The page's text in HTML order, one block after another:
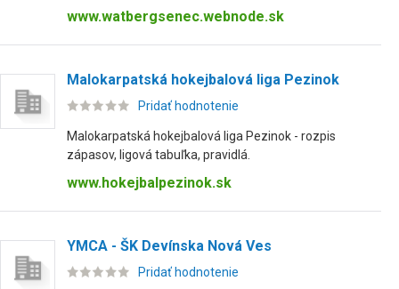
www.watbergsenec.webnode.sk
Malokarpatská hokejbalová liga Pezinok
Pridať hodnotenie
Malokarpatská hokejbalová liga Pezinok - rozpis
zápasov, ligová tabuľka, pravidlá.
www.hokejbalpezinok.sk
YMCA - ŠK Devínska Nová Ves
Pridať hodnotenie